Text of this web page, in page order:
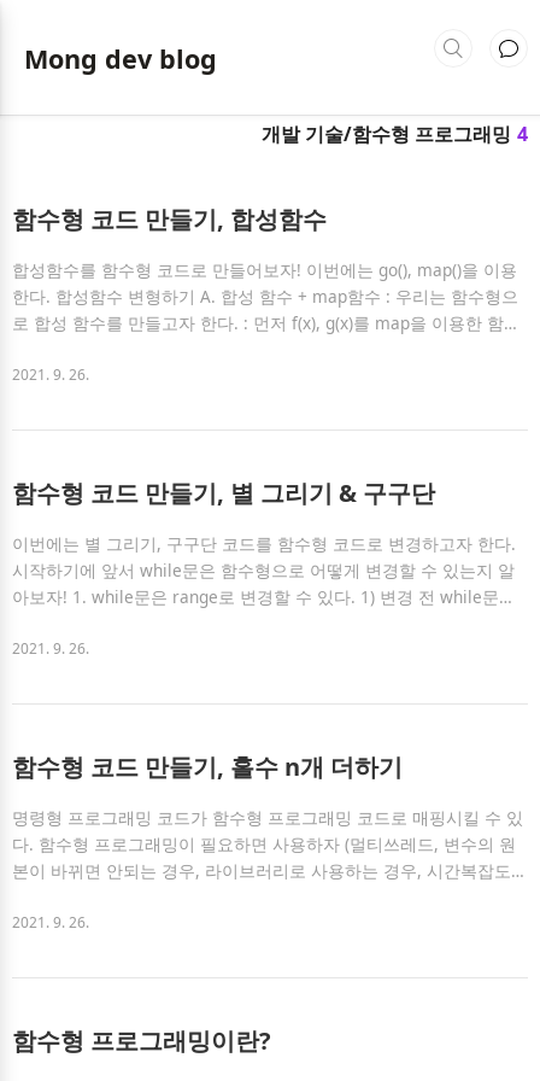
Mong dev blog
개발 기술/함수형 프로그래밍 4
함수형 코드 만들기, 합성함수
합성함수를 함수형 코드로 만들어보자! 이번에는 go(), map()을 이용
한다. 합성함수 변형하기 A. 합성 함수 + map함수 : 우리는 함수형으
로 합성 함수를 만들고자 한다. : 먼저 f(x), g(x)를 map을 이용한 함수
st f = x => x + 10; const g = x => x - 5; const fg = x => f(g(x)); conso
간단하게 표현하고 싶어! go()를 사용해보자! B. 합성 함수 + go() go
명을 적어본다 ..
2021. 9. 26.
함수형 코드 만들기, 별 그리기 & 구구단
이번에는 별 그리기, 구구단 코드를 함수형 코드로 변경하고자 한다.
시작하기에 앞서 while문은 함수형으로 어떻게 변경할 수 있는지 알
아보자! 1. while문은 range로 변경할 수 있다. 1) 변경 전 while문은
용해, 0 ~ 9를 출력하는 코드이다.function f10(end) { let i = 0; while
range(start, end, interval)는 start ~ end 범위에 해당하는 이터러블
2021. 9. 26.
함수형 코드 만들기, 홀수 n개 더하기
명령형 프로그래밍 코드가 함수형 프로그래밍 코드로 매핑시킬 수 있
다. 함수형 프로그래밍이 필요하면 사용하자 (멀티쓰레드, 변수의 원
본이 바뀌면 안되는 경우, 라이브러리로 사용하는 경우, 시간복잡도를
는 함수형 프로그래밍에서 사용하는 여러가지 함수 형태이다. 함수형
게 동작하는 함수 - 실제 필요한 만큼만 생성하여 작업을 수행 - 실제
하면 평가를 바로 내린 값을 얻을 수 있음 C.function - 동시적으로 동
작하는 함수 - 멀티프로세서 환경에서 동작하는 동시성..
2021. 9. 26.
함수형 프로그래밍이란?